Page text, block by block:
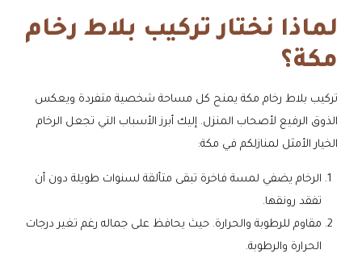
لماذا نختار تركيب بلاط رخام
مكة؟
تركيب بلاط رخام مكة يمنح كل مساحة شخصية متفردة ويعكس
الذوق الرفيع لأصحاب المنزل. إليك أبرز الأسباب التي تجعل الرخام
الخيار الأمثل لمنازلكم في مكة:
الرخام يضفي لمسة فاخرة تبقى متألقة لسنوات طويلة دون أن
تفقد رونقها.
مقاوم للرطوبة والحرارة. حيث يحافظ على جماله رغم تغير درجات
الحرارة والرطوبة.